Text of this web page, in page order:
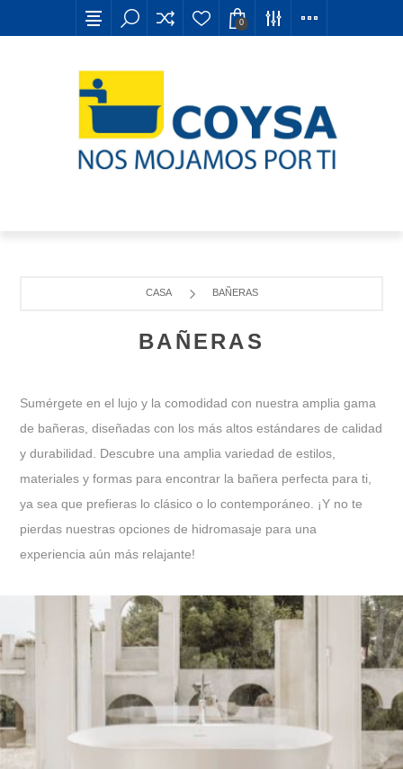
0
CASA BAÑERAS
BAÑERAS
Sumérgete en el lujo y la comodidad con nuestra amplia gama
de bañeras, diseñadas con los más altos estándares de calidad
y durabilidad. Descubre una amplia variedad de estilos,
materiales y formas para encontrar la bañera perfecta para ti,
ya sea que prefieras lo clásico o lo contemporáneo. ¡Y no te
pierdas nuestras opciones de hidromasaje para una
experiencia aún más relajante!